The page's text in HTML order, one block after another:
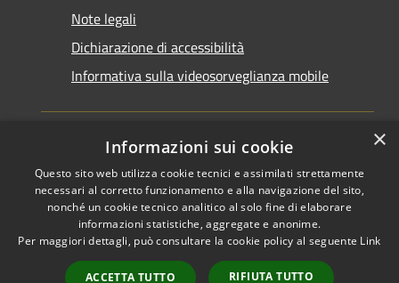
Note legali
Dichiarazione di accessibilità
Informativa sulla videosorveglianza mobile
RSS
Accessibilità
Cookie
Mappa del sito
Copyright © 2026 • Comune di
Taranto • Powered by
Municipium•Accesso
redazione
×
Informazioni sui cookie
Questo sito web utilizza cookie tecnici e assimilati strettamente
necessari al corretto funzionamento e alla navigazione del sito,
nonché un cookie tecnico analitico al solo fine di elaborare
informazioni statistiche, aggregate e anonime.
Per maggiori dettagli, può consultare la cookie policy al seguente Link
ACCETTA TUTTO RIFIUTA TUTTO